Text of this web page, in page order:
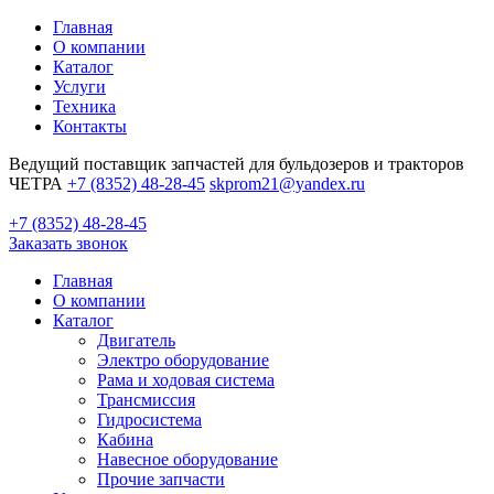
Главная
О компании
Каталог
Услуги
Техника
Контакты
Ведущий поставщик запчастей для бульдозеров и тракторов
ЧЕТРА +7 (8352) 48-28-45 skprom21@yandex.ru
+7 (8352) 48-28-45
Заказать звонок
Главная
О компании
Каталог
Двигатель
Электро оборудование
Рама и ходовая система
Трансмиссия
Гидросистема
Кабина
Навесное оборудование
Прочие запчасти